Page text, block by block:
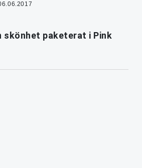
skönhet paketerat i Pink